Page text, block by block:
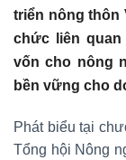
triển nông thôn
chức liên
vốn cho nông
bền vững cho
Phát biểu tại
Tổng hội Nông